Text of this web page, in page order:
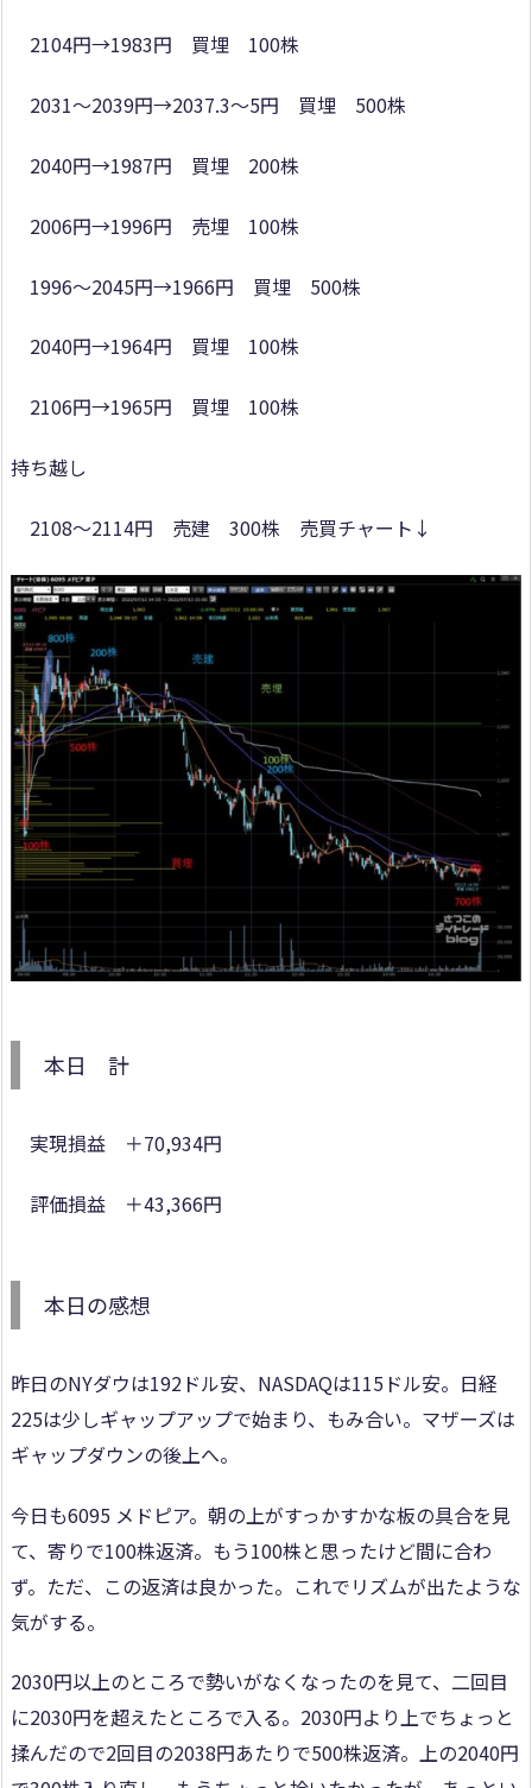
2104円→1983円 買埋 100株
2031～2039円→2037.3～5円 買埋 500株
2040円→1987円 買埋 200株
2006円→1996円 売埋 100株
1996～2045円→1966円 買埋 500株
2040円→1964円 買埋 100株
2106円→1965円 買埋 100株
持ち越し
2108～2114円 売建 300株 売買チャート↓
本日 計
実現損益 ＋70,934円
評価損益 ＋43,366円
本日の感想
昨日のNYダウは192ドル安、NASDAQは115ドル安。日経
225は少しギャップアップで始まり、もみ合い。マザーズは
ギャップダウンの後上へ。
今日も6095 メドピア。朝の上がすっかすかな板の具合を見
て、寄りで100株返済。もう100株と思ったけど間に合わ
ず。ただ、この返済は良かった。これでリズムが出たような
気がする。
2030円以上のところで勢いがなくなったのを見て、二回目
に2030円を超えたところで入る。2030円より上でちょっと
揉んだので2回目の2038円あたりで500株返済。上の2040円